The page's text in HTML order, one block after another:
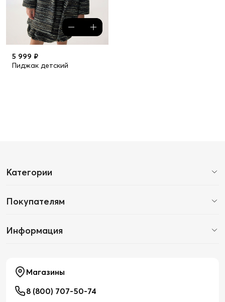
5 999 ₽
Пиджак детский
Категории
Покупателям
Информация
Магазины
8 (800) 707-50-74